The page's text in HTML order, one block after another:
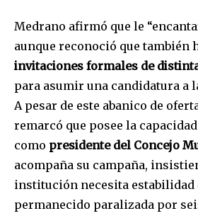
Medrano afirmó que le
aunque reconoció que también
invitaciones formales de
para asumir una candidatura a
A pesar de este abanico de
remarcó que posee la
como presidente del Concejo
acompaña su campaña,
institución necesita estabilidad
permanecido paralizada por